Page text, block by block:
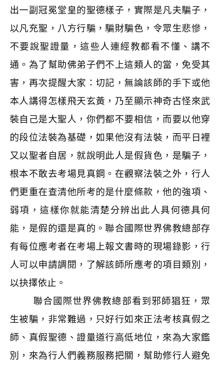
出一副冠冕堂皇的聖德樣子，實際是凡夫騙子，
以凡充聖，八方行騙，騙財騙色，令眾生悲慘，
不要說聖證量，這些人連經教都看不懂、講不
通。為了幫助佛弟子們不上這類人的當，免受其
害，再次提醒大家：切記，無論該師的手下或他
本人講得怎樣飛天玄黃，乃至顯示神奇古怪來武
裝自己是大聖人，你們都不要相信，而要以他穿
的段位法裝為基礎，如果他沒有法裝，而平日裡
又以聖者自居，就說明此人是假貨色，是騙子，
根本不敢去考場見真鋼。在觀察法裝之外，行人
們更重在查清他所考的是什麼條款，他的強項、
弱項，這樣你就能清楚分辨出此人具何德具何
能，是假的還是真的。聯合國際世界佛教總部存
有每位應考者在考場上報文書時的現場錄影，行
人可以申請調閱，了解該師所應考的項目類別，
以抉擇依止。
聯合國際世界佛教總部看到邪師猖狂，眾
生被騙，非常難過，只好行如來正法考核真假之
師、真假聖德、證量道行高低地位，來為大家鑑
別，來為行人們義務服務把關，幫助修行人避免